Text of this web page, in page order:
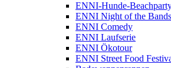
ENNI-Hunde-
ENNI Night of the Bands
ENNI Comedy
ENNI Laufserie
ENNI Ökotour
ENNI Street Food